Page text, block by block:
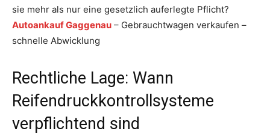
sie mehr als nur eine gesetzlich auferlegte Pflicht?
Autoankauf Gaggenau – Gebrauchtwagen verkaufen –
schnelle Abwicklung
Rechtliche Lage: Wann
Reifendruckkontrollsysteme
verpflichtend sind